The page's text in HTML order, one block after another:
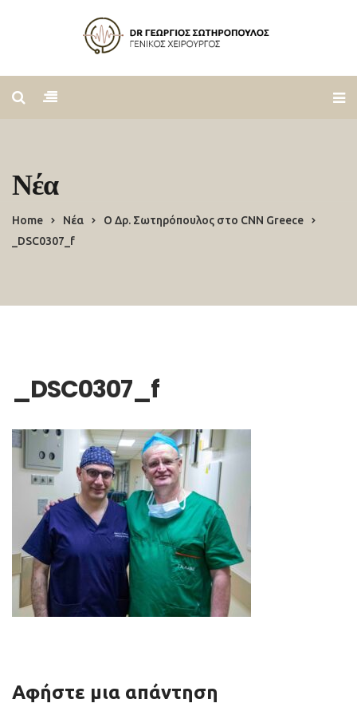
Νέα
Home Νέα
Ο Δρ. Σωτηρόπουλος στο CNN Greece
_DSC0307_f
_DSC0307_f
Αφήστε μια απάντηση